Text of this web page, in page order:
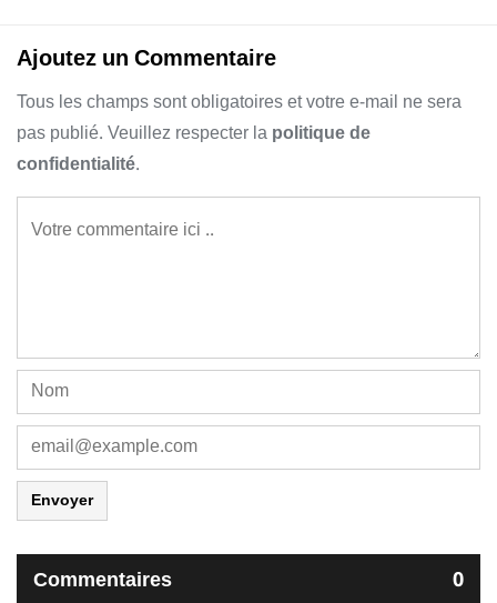
Ajoutez un Commentaire
Tous les champs sont obligatoires et votre e-mail ne sera
pas publié. Veuillez respecter lapolitique de
confidentialité.
Envoyer
Commentaires 0